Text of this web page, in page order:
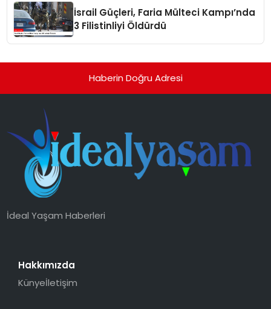
İsrail Güçleri, Faria Mülteci Kampı’nda
3 Filistinliyi Öldürdü
Haberin Doğru Adresi
İdeal Yaşam Haberleri
Hakkımızda
Künyeİletişim